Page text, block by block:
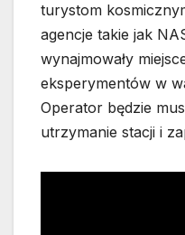
turystom
agencje takie jak
wynajmowały
eksperymentów w
Operator będzie
utrzymanie stacji i